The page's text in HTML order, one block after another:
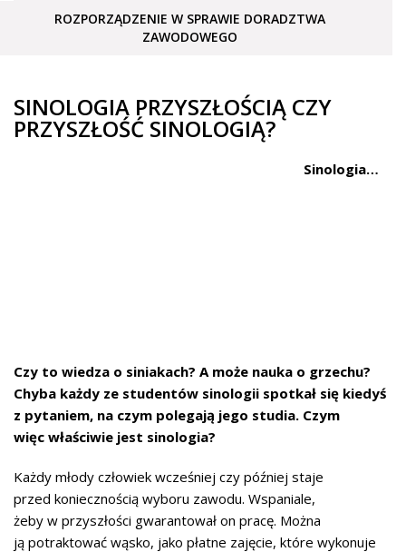
ROZPORZĄDZENIE W SPRAWIE DORADZTWA
ZAWODOWEGO
SINOLOGIA PRZYSZŁOŚCIĄ CZY
PRZYSZŁOŚĆ SINOLOGIĄ?
Sinologia…
Czy to wiedza o siniakach? A może nauka o grzechu?
Chyba każdy ze studentów sinologii spotkał się kiedyś
z pytaniem, na czym polegają jego studia. Czym
więc właściwie jest sinologia?
Każdy młody człowiek wcześniej czy później staje
przed koniecznością wyboru zawodu. Wspaniale,
żeby w przyszłości gwarantował on pracę. Można
ją potraktować wąsko, jako płatne zajęcie, które wykonuje